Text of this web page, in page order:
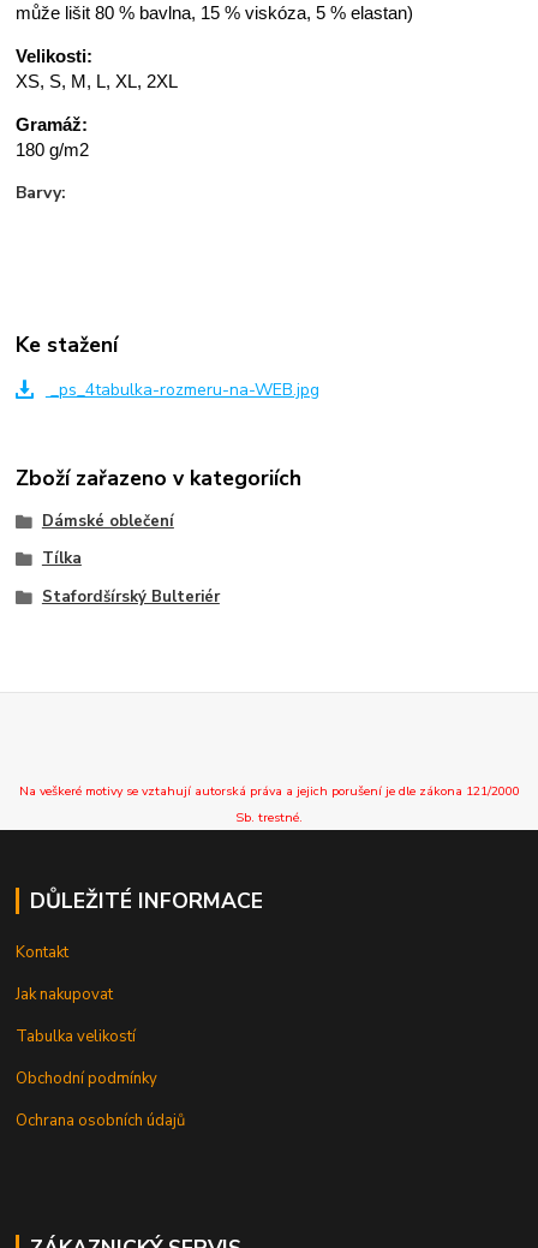
může lišit 80 % bavlna, 15 % viskóza, 5 % elastan)
Velikosti:
XS, S, M, L, XL, 2XL
Gramáž:
180 g/m2
Barvy:
Ke stažení
_ps_4tabulka-rozmeru-na-WEB.jpg
Zboží zařazeno v kategoriích
Dámské oblečení
Tílka
Stafordšírský Bulteriér
Na veškeré motivy se vztahují autorská práva a jejich porušení je dle zákona 121/2000
Sb. trestné.
DŮLEŽITÉ INFORMACE
Kontakt
Jak nakupovat
Tabulka velikostí
Obchodní podmínky
Ochrana osobních údajů